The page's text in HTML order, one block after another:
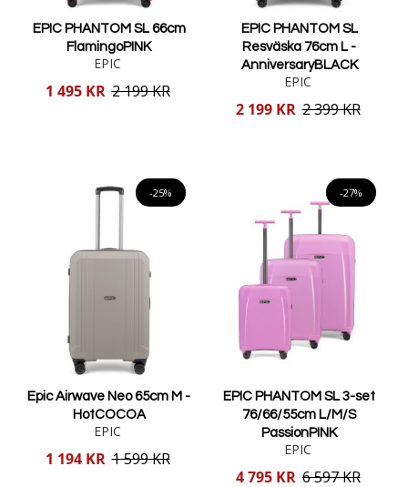
EPIC PHANTOM SL 66cm
FlamingoPINK
EPIC
Reducerat
1 495 KR 2 199 KR
EPIC PHANTOM SL
Resväska 76cm L -
AnniversaryBLACK
EPIC
Reducerat
2 199 KR 2 399 KR
-25%
Epic Airwave Neo 65cm M -
HotCOCOA
EPIC
Reducerat
1 194 KR 1 599 KR
-27%
EPIC PHANTOM SL 3-set
76/66/55cm L/M/S
PassionPINK
EPIC
Reducerat
4 795 KR 6 597 KR